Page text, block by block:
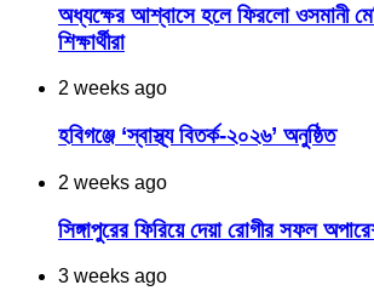
অধ্যক্ষের আশ্বাসে হলে ফিরলো ওসমানী
শিক্ষার্থীরা
2 weeks ago
হবিগঞ্জে ‘স্বাস্থ্য বিতর্ক-২০২৬’ অনুষ্ঠিত
2 weeks ago
সিঙ্গাপুরের ফিরিয়ে দেয়া রোগীর সফল
3 weeks ago